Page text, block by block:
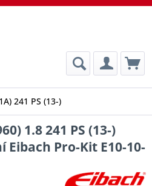
241 PS (13-)
1.8 241 PS (13-)
Eibach Pro-Kit E10-10-